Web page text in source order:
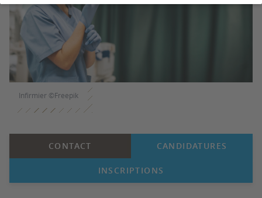
Infirmier ©Freepik
CONTACT CANDIDATURES
INSCRIPTIONS